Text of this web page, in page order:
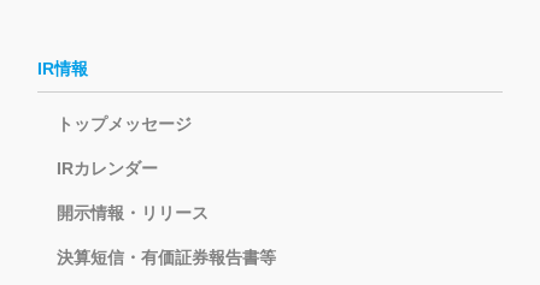
IR情報
トップメッセージ
IRカレンダー
開示情報・リリース
決算短信・有価証券報告書等